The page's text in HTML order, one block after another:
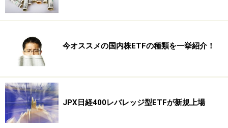
小額からの投資が可能となっています。
リートETFの魅力は安定した分配力！
リートETFは値上がり益狙いよりも、分配金狙いの保有に向
いている
今オススメの国内株ETFの種類を一挙紹介！
JPX日経400レバレッジ型ETFが新規上場